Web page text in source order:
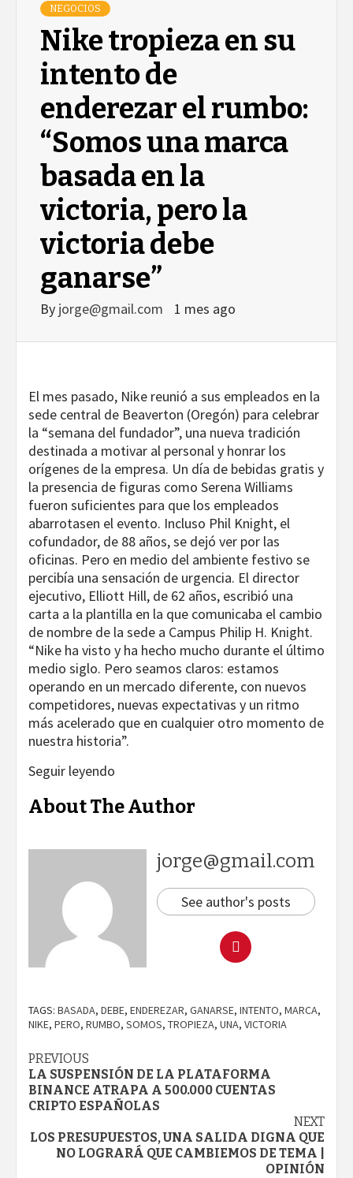
NEGOCIOS
Nike tropieza en su
intento de
enderezar el rumbo:
“Somos una marca
basada en la
victoria, pero la
victoria debe
ganarse”
By jorge@gmail.com 1 mes ago
El mes pasado, Nike reunió a sus empleados en la
sede central de Beaverton (Oregón) para celebrar
la “semana del fundador”, una nueva tradición
destinada a motivar al personal y honrar los
orígenes de la empresa. Un día de bebidas gratis y
la presencia de figuras como Serena Williams
fueron suficientes para que los empleados
abarrotasen el evento. Incluso Phil Knight, el
cofundador, de 88 años, se dejó ver por las
oficinas. Pero en medio del ambiente festivo se
percibía una sensación de urgencia. El director
ejecutivo, Elliott Hill, de 62 años, escribió una
carta a la plantilla en la que comunicaba el cambio
de nombre de la sede a Campus ­Philip H. Knight.
“­Nike ha visto y ha hecho mucho durante el último
medio siglo. Pero seamos claros: estamos
operando en un mercado diferente, con nuevos
competidores, nuevas expectativas y un ritmo
más acelerado que en cualquier otro momento de
nuestra historia”.
Seguir leyendo
About The Author
jorge@gmail.com
See author's posts
TAGS: BASADA, DEBE, ENDEREZAR, GANARSE, INTENTO, MARCA,
NIKE, PERO, RUMBO, SOMOS, TROPIEZA, UNA, VICTORIA
Continue
Reading
PREVIOUS
LA SUSPENSIÓN DE LA PLATAFORMA
BINANCE ATRAPA A 500.000 CUENTAS
CRIPTO ESPAÑOLAS
NEXT
LOS PRESUPUESTOS, UNA SALIDA DIGNA QUE
NO LOGRARÁ QUE CAMBIEMOS DE TEMA |
OPINIÓN